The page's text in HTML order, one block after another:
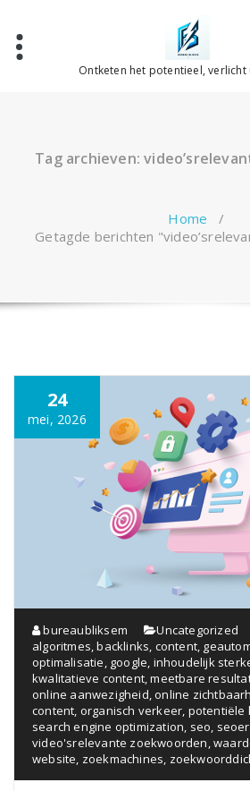
inhoud
Ontketen het potentieel, verlicht
Tag archieven:
Home /
Getagde berichten
24
mei, 2026
bureaubliksem Uncategorized
algoritmes,backlinks, content,
optimalisatie, google, inhoudelijk
kwalitatieve content,meetbare
online aanwezigheid,online
content, organisch verkeer, potentiële
search engine optimization, seo, seoer
video'srelevante zoekwoorden,
website, zoekmachines,